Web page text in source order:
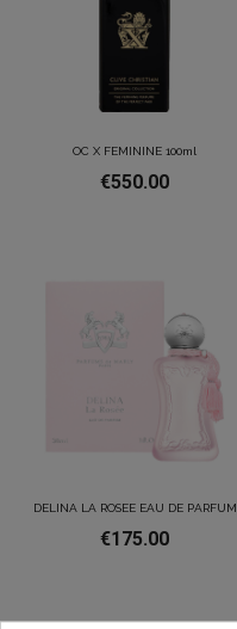
OC X FEMININE 100ml
€550.00
DELINA LA ROSEE EAU DE PARFUM
€175.00